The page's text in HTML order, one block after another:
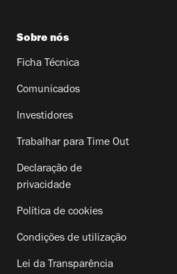
Sobre nós
Ficha Técnica
Comunicados
Investidores
Trabalhar para Time Out
Declaração de
privacidade
Política de cookies
Condições de utilização
Lei da Transparência